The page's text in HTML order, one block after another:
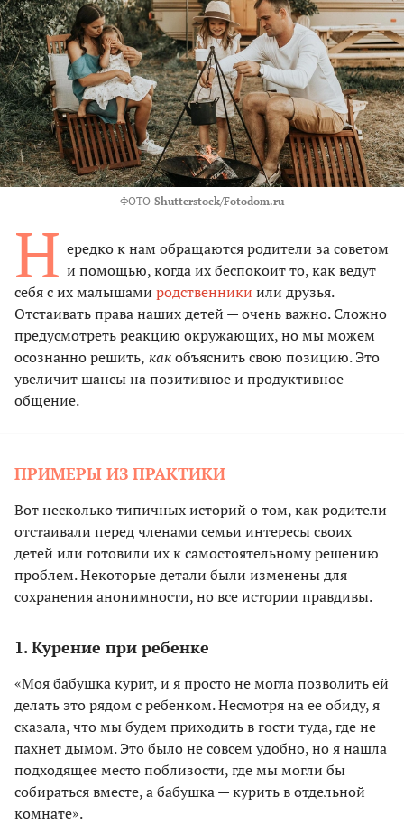
ФОТО Shutterstock/Fotodom.ru
Н ередко к нам обращаются родители за советом
и помощью, когда их беспокоит то, как ведут
себя с их малышами родственники или друзья.
Отстаивать права наших детей — очень важно. Сложно
предусмотреть реакцию окружающих, но мы можем
осознанно решить, какобъяснить свою позицию. Это
увеличит шансы на позитивное и продуктивное
общение.
ПРИМЕРЫ ИЗ ПРАКТИКИ
Вот несколько типичных историй о том, как родители
отстаивали перед членами семьи интересы своих
детей или готовили их к самостоятельному решению
проблем. Некоторые детали были изменены для
сохранения анонимности, но все истории правдивы.
1. Курение при ребенке
«Моя бабушка курит, и я просто не могла позволить ей
делать это рядом с ребенком. Несмотря на ее обиду, я
сказала, что мы будем приходить в гости туда, где не
пахнет дымом. Это было не совсем удобно, но я нашла
подходящее место поблизости, где мы могли бы
собираться вместе, а бабушка — курить в отдельной
комнате».